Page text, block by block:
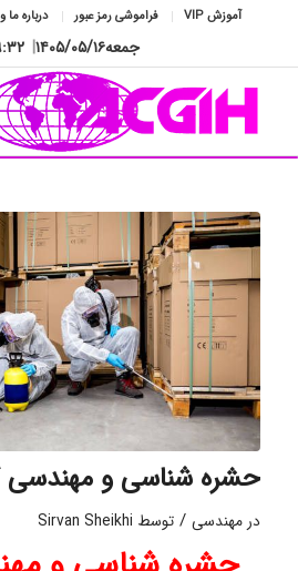
آموزش VIP فراموشی رمز عبور درباره
جمعه۱۴۰۵/۰۵/۱۶|
حشره‌ شناسی و مهندسی
در مهندسی / توسط Sirvan Sheikhi